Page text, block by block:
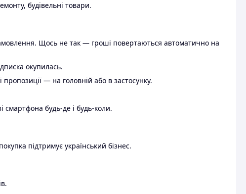
будівельні товари.
Щось не так — гроші повертаються автоматично на
окупилась.
— на головній або в застосунку.
смартфона будь-де і будь-коли.
підтримує український бізнес.